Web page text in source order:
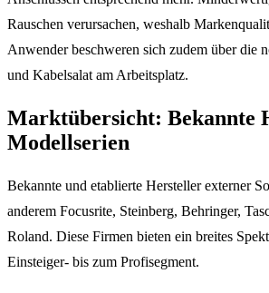
Rauschen verursachen, weshalb
Anwender beschweren sich zudem über die
und Kabelsalat am Arbeitsplatz.
Marktübersicht: Bekannte
Modellserien
Bekannte und etablierte Hersteller externer
anderem Focusrite, Steinberg, Behringer,
Roland. Diese Firmen bieten ein breites
Einsteiger- bis zum Profisegment.